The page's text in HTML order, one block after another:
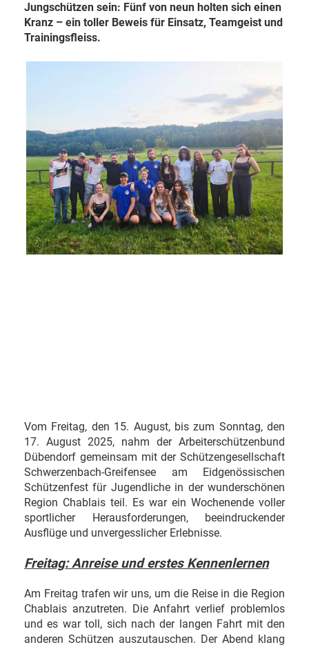
Jungschützen sein: Fünf von neun holten sich einen
Kranz – ein toller Beweis für Einsatz, Teamgeist und
Trainingsfleiss.
Vom Freitag, den 15. August, bis zum Sonntag, den
17. August 2025, nahm der Arbeiterschützenbund
Dübendorf gemeinsam mit der Schützengesellschaft
Schwerzenbach-Greifensee am Eidgenössischen
Schützenfest für Jugendliche in der wunderschönen
Region Chablais teil. Es war ein Wochenende voller
sportlicher Herausforderungen, beeindruckender
Ausflüge und unvergesslicher Erlebnisse.
Freitag: Anreise und erstes Kennenlernen
Am Freitag trafen wir uns, um die Reise in die Region
Chablais anzutreten. Die Anfahrt verlief problemlos
und es war toll, sich nach der langen Fahrt mit den
anderen Schützen auszutauschen. Der Abend klang